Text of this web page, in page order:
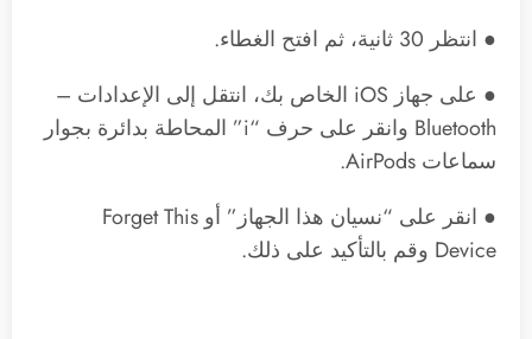
● انتظر 30 ثانية، ثم افتح الغطاء.
● على جهاز iOS الخاص بك، انتقل إلى الإعدادات –
Bluetooth وانقر على حرف “i” المحاطة بدائرة بجوار
سماعات AirPods‌.
● انقر على “نسيان هذا الجهاز” أو Forget This
Device وقم بالتأكيد على ذلك.